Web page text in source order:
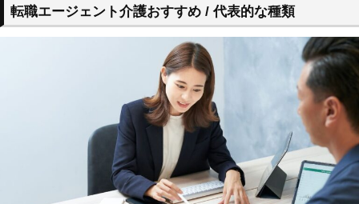
転職エージェント介護おすすめ / 代表的な種類